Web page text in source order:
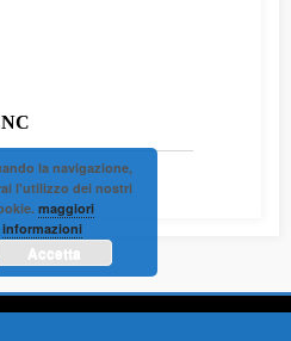
la navigazione,
l'utilizzo dei nostri
maggiori
informazioni
Accetta